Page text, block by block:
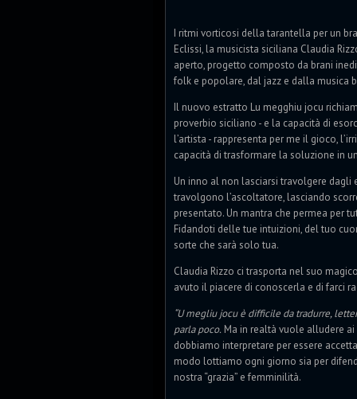
I ritmi vorticosi della tarantella per un
Eclissi, la musicista siciliana Claudia
aperto, progetto composto da brani
folk e popolare, dal jazz e dalla musica
Il nuovo estratto Lu megghiu jocu
proverbio siciliano - e la capacità di
l’artista - rappresenta per me il gioco,
capacità di trasformare la soluzione in
Un inno al non lasciarsi travolgere dagli
travolgono l’ascoltatore, lasciando
presentato. Un mantra che permea per
Fidandoti delle tue intuizioni, del tuo
sorte che sarà solo tua.
Claudia Rizzo ci trasporta nel suo
avuto il piacere di conoscerla e di farci
“U megliu jocu è difficile da tradurre,
parla poco. Ma in realtà vuole alludere
dobbiamo interpretare per essere
modo lottiamo ogni giorno sia per
nostra “grazia” e femminilità.